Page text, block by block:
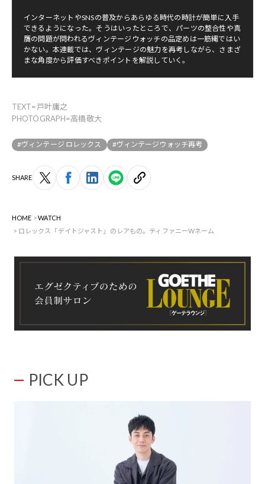
インターネットやSNSの普及からあらゆる時代の時計が簡単に入手
できるようになった。そうはいったところで、パーツの整合性や真
贋の問題が問われるヴィンテージウォッチの品定めは一筋縄ではい
かない。本連載では、ヴィンテージの魅力を再考しながら、さまざ
まな角度から評価すべきポイントを解説していく。
TEXT=戸叶庸之
PHOTOGRAPH=高橋敬大
#ヴィンテージ ロレックス #ヴィンテージウォッチ再考
SHARE
HOME
WATCH
ロレックス「デイトジャスト」のレアもの。ティファニーWネーム
PICK UP